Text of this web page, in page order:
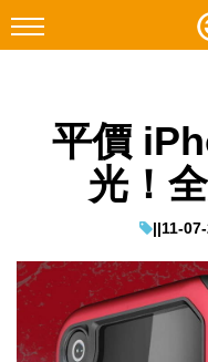
Facebook
遊戲動漫
教學評測
EduTech
平價
光！
||11-